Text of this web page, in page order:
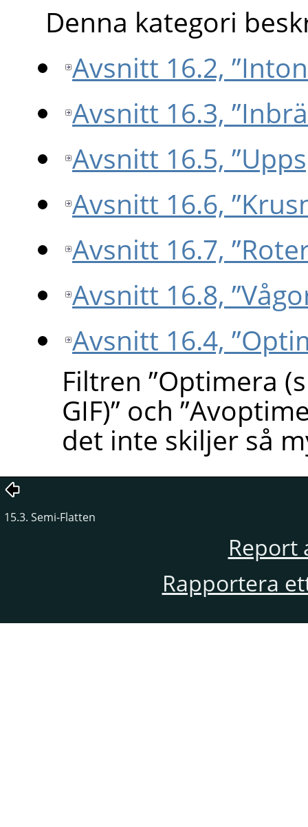
Denna kategori
Avsnitt 16.2,
Avsnitt 16.3,
Avsnitt 16.5,
Avsnitt 16.6,
Avsnitt 16.7,
Avsnitt 16.8,
Avsnitt 16.4,
Filtren ”Optimera
GIF)” och ”
det inte skiljer så
15.3. Semi-Flatten
Report
Rapportera